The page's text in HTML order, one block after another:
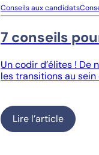
Conseils aux candidats
7 conseils
Un codir d’élites !
les transitions au
Lire l’article